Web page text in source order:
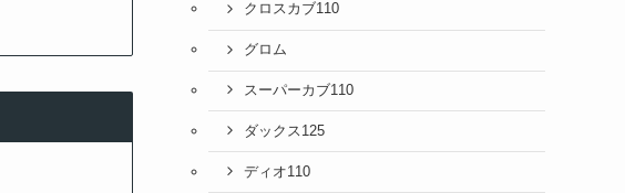
クロスカブ110
グロム
スーパーカブ110
ダックス125
ディオ110